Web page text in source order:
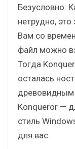
Безусловно.
нетрудно,
Вам со
файл можно
Тогда
осталась
древовидным
Konqueror —
стиль
для вас.